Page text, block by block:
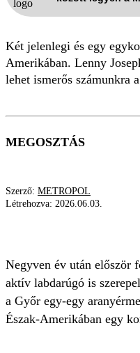
Két jelenlegi és egy
Amerikában. Lenny
lehet ismerős számunkra
MEGOSZTÁS
Szerző: METROPOL
Létrehozva: 2026.06.03.
Negyven év után először
aktív labdarúgó is
a Győr egy-egy
Észak-Amerikában egy